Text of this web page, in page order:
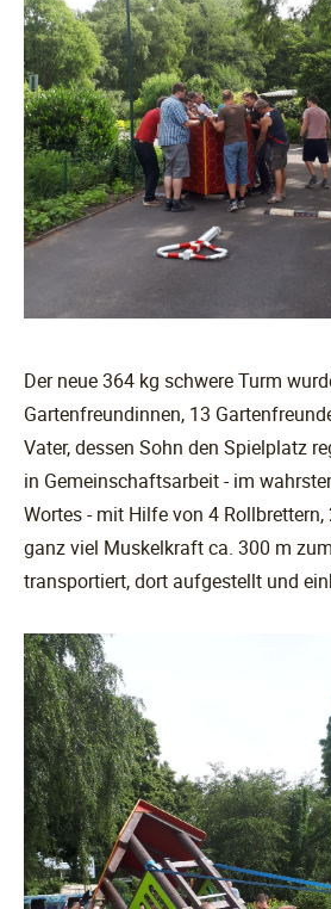
Der neue 364 kg schwere Turm
Gartenfreundinnen, 13
Vater, dessen Sohn den Spielplatz
in Gemeinschaftsarbeit - im
Wortes - mit Hilfe von 4 Rollbrettern,
ganz viel Muskelkraft ca. 300 m
transportiert, dort aufgestellt und